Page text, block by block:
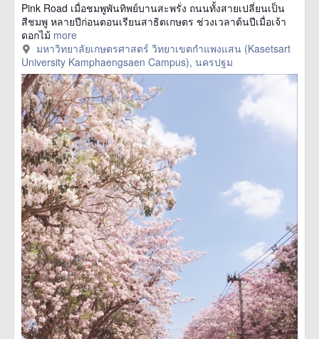
Pink Road เมื่อชมพูพันทิพย์บานสะพรั่ง ถนนทั้งสายเปลี่ยนเป็น
สีชมพู หลายปีก่อนตอนเรียนสาธิตเกษตร ช่วงเวลาต้นปีเมื่อเจ้า
ดอกไม้ more
มหาวิทยาลัยเกษตรศาสตร์ วิทยาเขตกำแพงแสน (Kasetsart
University Kamphaengsaen Campus), นครปฐม